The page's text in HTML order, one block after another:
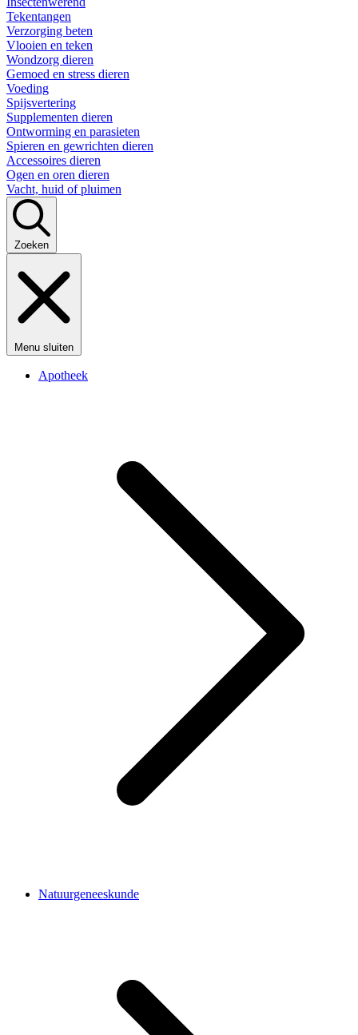
Tekentangen
Verzorging beten
Vlooien en teken
Wondzorg dieren
Gemoed en stress dieren
Voeding
Spijsvertering
Supplementen dieren
Ontworming en parasieten
Spieren en gewrichten dieren
Accessoires dieren
Ogen en oren dieren
Vacht, huid of pluimen
Zoeken
Menu sluiten
Apotheek
Natuurgeneeskunde